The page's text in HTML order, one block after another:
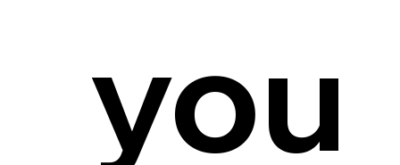
you